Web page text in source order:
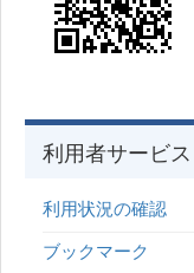
利用者サービス
利用状況の確認
ブックマーク